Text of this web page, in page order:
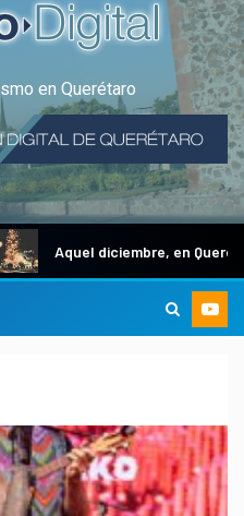
en Querétaro
Aquel diciembre, en Querétaro